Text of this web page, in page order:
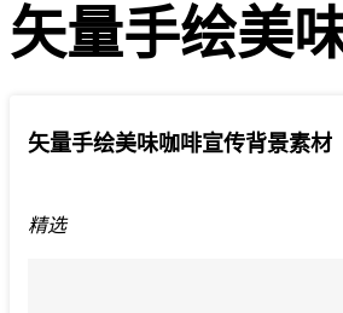
矢量手绘美
矢量手绘美味咖啡宣传背景素材
精选